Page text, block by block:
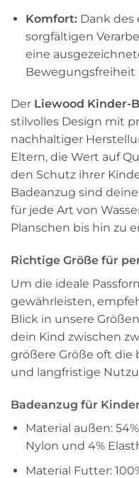
Komfort:Dank des
sorgfältigen
eine
Bewegungsfreiheit
Der Liewood Kinder-
stilvolles Design mit
nachhaltiger
Eltern, die Wert auf
den Schutz ihrer
Badeanzug sind
für jede Art von
Planschen bis hin zu
Richtige Größe für
Um die ideale
gewährleisten,
Blick in unsere
dein Kind zwischen
größere Größe oft die
und langfristige
Badeanzug für
Material außen:
Nylon und 4%
Material Futter: